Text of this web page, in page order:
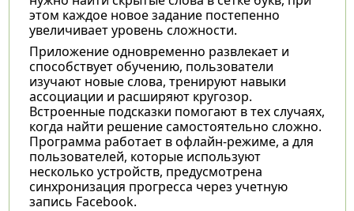
этом каждое новое задание постепенно
увеличивает уровень сложности.
Приложение одновременно развлекает и
способствует обучению, пользователи
изучают новые слова, тренируют навыки
ассоциации и расширяют кругозор.
Встроенные подсказки помогают в тех случаях,
когда найти решение самостоятельно сложно.
Программа работает в офлайн-режиме, а для
пользователей, которые используют
несколько устройств, предусмотрена
синхронизация прогресса через учетную
запись Facebook.